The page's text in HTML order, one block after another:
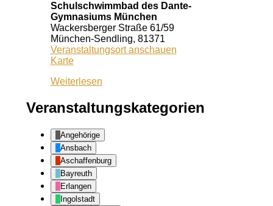
Schulschwimmbad des Dante-
Gymnasiums München
Wackersberger Straße 61/59
München-Sendling, 81371
Veranstaltungsort anschauen
KarteSchulschwimmbad
Dante-
München
Weiterlesen
Veranstaltungskategorien
Angehörige
Ansbach
Aschaffenburg
Bayreuth
Erlangen
Ingolstadt